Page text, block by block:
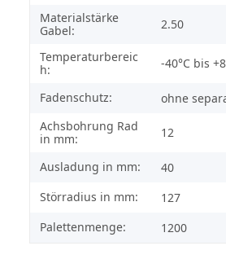
Materialstärke
Gabel:
2.50
Temperaturbereic
h:
-40°C bis
Fadenschutz:
ohne
Achsbohrung Rad
in mm:
12
Ausladung in mm:
40
Störradius in mm:
127
Palettenmenge:
1200